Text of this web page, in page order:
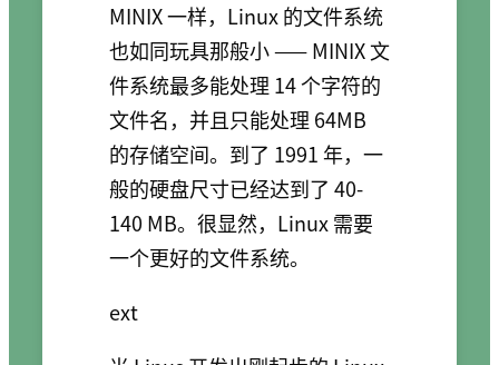
MINIX 一样，Linux 的文件系统
也如同玩具那般小 —— MINIX 文
件系统最多能处理 14 个字符的
文件名，并且只能处理 64MB
的存储空间。到了 1991 年，一
般的硬盘尺寸已经达到了 40-
140 MB。很显然，Linux 需要
一个更好的文件系统。
ext